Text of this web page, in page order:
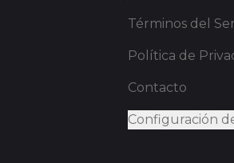
Términos del
Política de
Contacto
Configuración